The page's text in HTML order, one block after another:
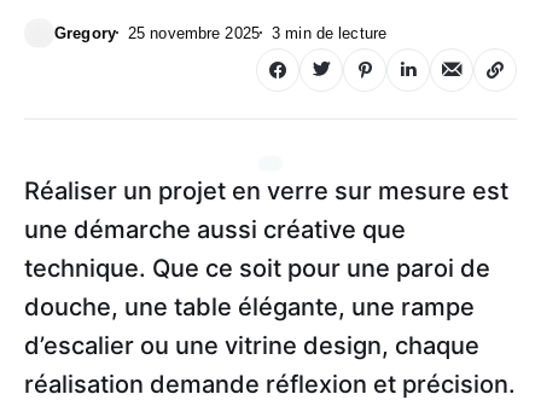
Gregory 25 novembre 2025 3 min de lecture
Réaliser un projet en verre sur mesure est
une démarche aussi créative que
technique. Que ce soit pour une paroi de
douche, une table élégante, une rampe
d’escalier ou une vitrine design, chaque
réalisation demande réflexion et précision.